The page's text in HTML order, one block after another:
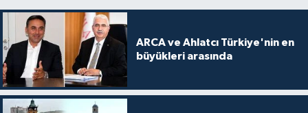
ARCA ve Ahlatcı Türkiye'nin en
büyükleri arasında